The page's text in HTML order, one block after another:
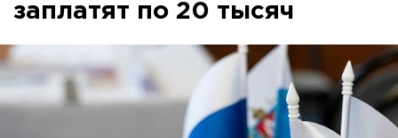
заплатят по 20 тысяч